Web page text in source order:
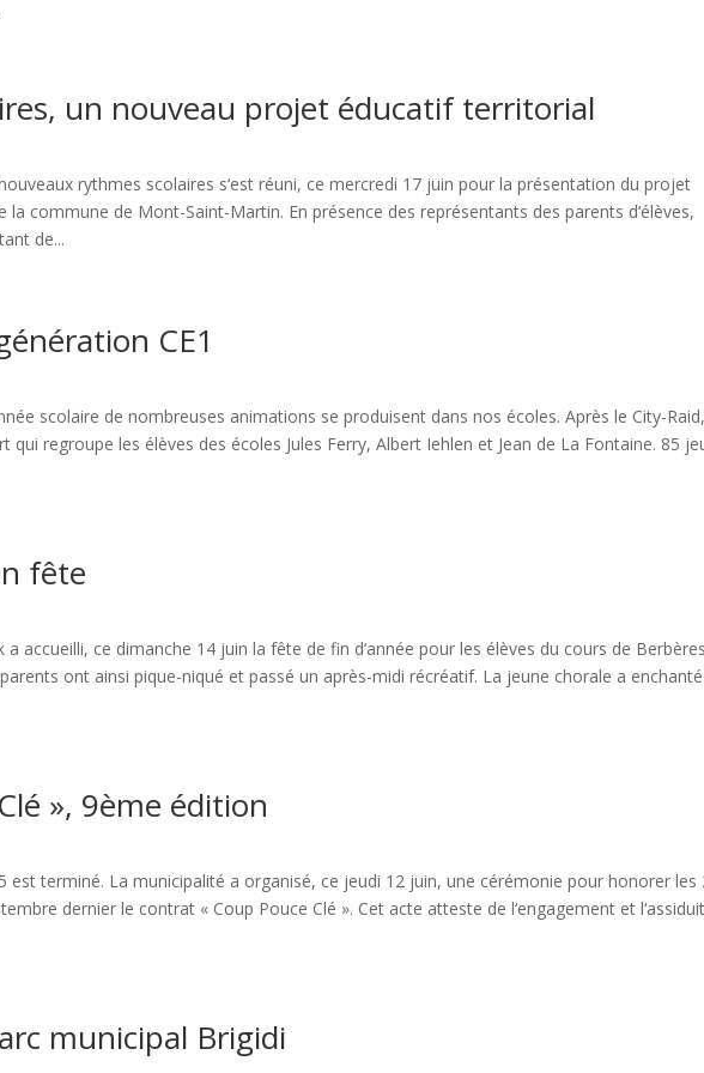
un nouveau projet éducatif territorial
rythmes scolaires s‘est réuni, ce mercredi 17 juin pour la présentation du projet
la commune de Mont-Saint-Martin. En présence des représentants des parents d‘élèves,
de...
CE1
scolaire de nombreuses animations se produisent dans nos écoles. Après le City-Raid,
qui regroupe les élèves des écoles Jules Ferry, Albert Iehlen et Jean de La Fontaine. 85
fête
a accueilli, ce dimanche 14 juin la fête de fin d‘année pour les élèves du cours de
ont ainsi pique-niqué et passé un après-midi récréatif. La jeune chorale a
», 9ème édition
est terminé. La municipalité a organisé, ce jeudi 12 juin, une cérémonie pour honorer les
dernier le contrat « Coup Pouce Clé ». Cet acte atteste de l‘engagement et
municipal Brigidi